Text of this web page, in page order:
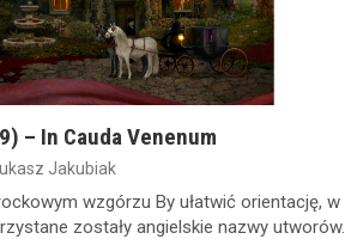
– In Cauda Venenum
Jakubiak
wzgórzu By ułatwić orientację, w
zostały angielskie nazwy utworów.